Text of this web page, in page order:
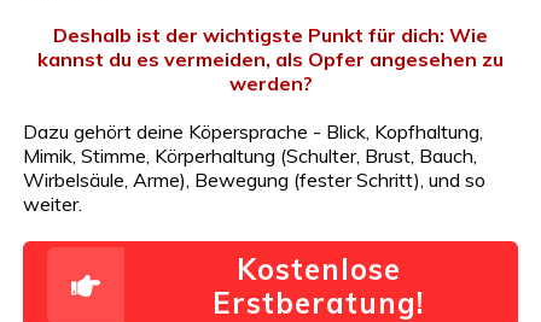
Deshalb ist der wichtigste Punkt für dich: Wie
kannst du es vermeiden, als Opfer angesehen zu
werden?
Dazu gehört deine Köpersprache - Blick, Kopfhaltung,
Mimik, Stimme, Körperhaltung (Schulter, Brust, Bauch,
Wirbelsäule, Arme), Bewegung (fester Schritt), und so
weiter.
Kostenlose
Erstberatung!